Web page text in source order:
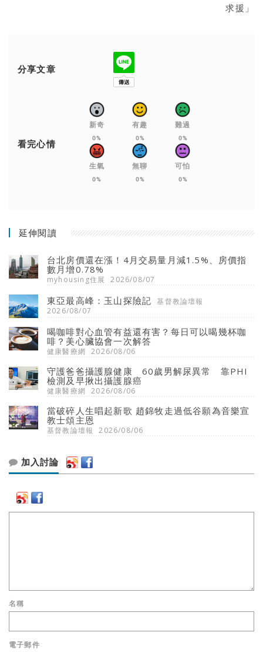
求援」
分享文章
看完心情
新奇
0%
有趣
0%
難過
0%
生氣
0%
無聊
0%
可怕
0%
延伸閱讀
台北房價還在漲！4月交易量月減1.5%、房價指
數月增0.78%
myhousing住展 2026/08/07
東亞最高峰：玉山探險記
基督教論壇報
2026/08/07
喝咖啡對心血管有益還有害？每日可以喝幾杯咖
啡？美心臟協會一次解答
健康醫療網 2026/08/06
守護爸爸攝護腺健康 60歲男解尿異常 靠PHI
檢測及早揪出攝護腺癌
健康醫療網 2026/08/06
當破碎人生唱起新歌 趙錦牧走過低谷願為音樂宣
教士頌主恩
基督教論壇報 2026/08/06
加入討論
名稱
電子郵件